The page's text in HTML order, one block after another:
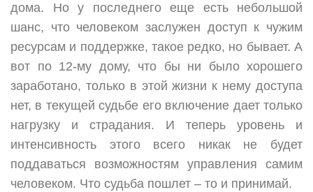
дома. Но у последнего еще есть небольшой
шанс, что человеком заслужен доступ к чужим
ресурсам и поддержке, такое редко, но бывает. А
вот по 12-му дому, что бы ни было хорошего
заработано, только в этой жизни к нему доступа
нет, в текущей судьбе его включение дает только
нагрузку и страдания. И теперь уровень и
интенсивность этого всего никак не будет
поддаваться возможностям управления самим
человеком. Что судьба пошлет – то и принимай.